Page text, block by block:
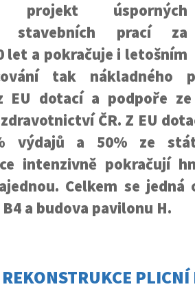
projekt úsporných
stavebních prací za
let a pokračuje i letošním
tak nákladného
EU dotací a podpoře
ČR. Z EU
výdajů a 50% ze
intenzivně pokračují
Celkem se
B4 a budova pavilonu H.